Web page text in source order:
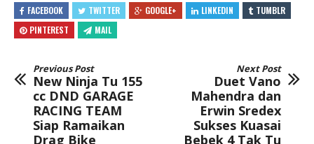
FACEBOOK TWITTER GOOGLE+ LINKEDIN
TUMBLR
PINTEREST
MAIL
Previous Post
New Ninja Tu 155
cc DND GARAGE
RACING TEAM
Siap Ramaikan
Drag Bike
Next Post
Duet Vano
Mahendra dan
Erwin Sredex
Sukses Kuasai
Bebek 4 Tak Tu